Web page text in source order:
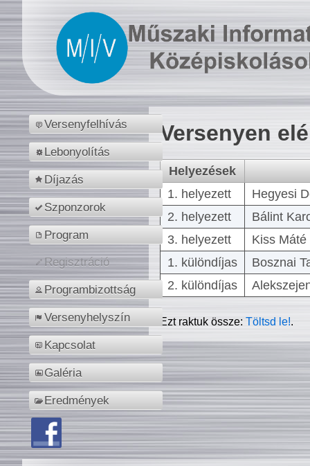
Versenyfelhívás
Lebonyolítás
Díjazás
Szponzorok
Program
Regisztráció
Programbizottság
Versenyhelyszín
Kapcsolat
Galéria
Eredmények
Versenyen
Helyezések
1. helyezett
Hegyesi
2. helyezett
Bálint
3. helyezett
Kiss
1. különdíjas
Bosznai
2. különdíjas
Ezt raktuk össze:Töltsd le!.